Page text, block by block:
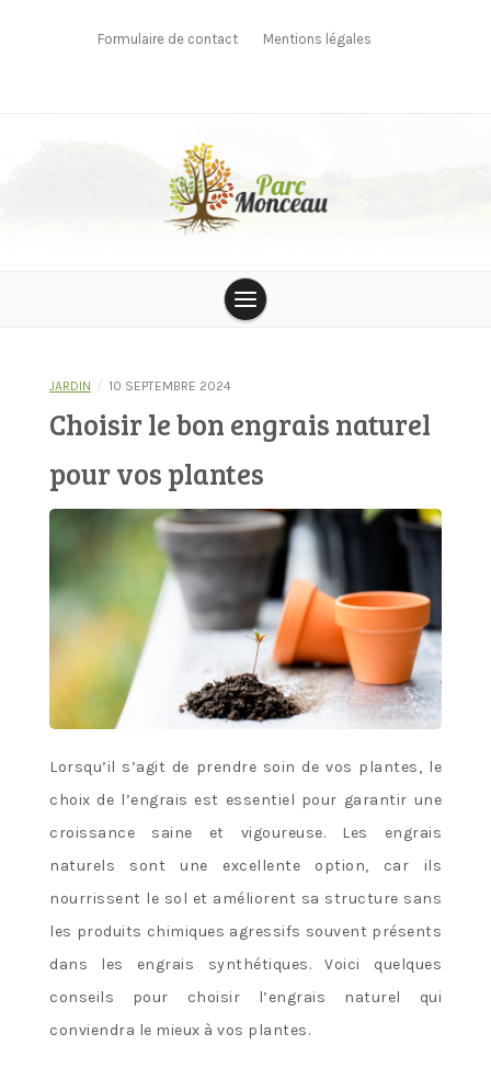
Formulaire de contact Mentions légales
JARDIN / 10 SEPTEMBRE 2024
Choisir le bon engrais naturel
pour vos plantes
Lorsqu’il s’agit de prendre soin de vos plantes, le
choix de l’engrais est essentiel pour garantir une
croissance saine et vigoureuse. Les engrais
naturels sont une excellente option, car ils
nourrissent le sol et améliorent sa structure sans
les produits chimiques agressifs souvent présents
dans les engrais synthétiques. Voici quelques
conseils pour choisir l’engrais naturel qui
conviendra le mieux à vos plantes.